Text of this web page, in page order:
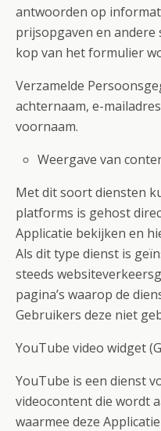
antwoorden op
prijsopgaven en andere
kop van het formulier
Verzamelde
achternaam, e-
voornaam.
Weergave van
Met dit soort diensten
platforms is gehost
Applicatie bekijken en
Als dit type dienst is
steeds
pagina’s waarop de
Gebruikers deze niet
YouTube video widget
YouTube is een dienst
videocontent die wordt
waarmee deze